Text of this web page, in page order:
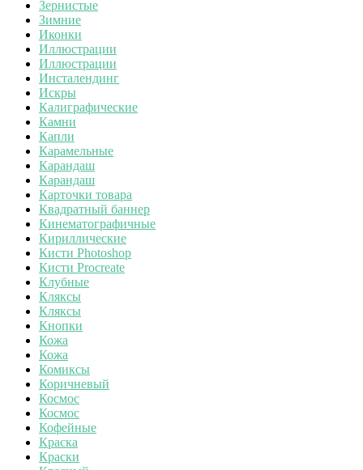
Зернистые
Зимние
Иконки
Иллюстрации
Иллюстрации
Инсталендинг
Искры
Калиграфические
Камни
Капли
Карамельные
Карандаш
Карандаш
Карточки товара
Квадратный баннер
Кинематографичные
Кириллические
Кисти Photoshop
Кисти Procreate
Клубные
Кляксы
Кляксы
Кнопки
Кожа
Кожа
Комиксы
Коричневый
Космос
Космос
Кофейные
Краска
Краски